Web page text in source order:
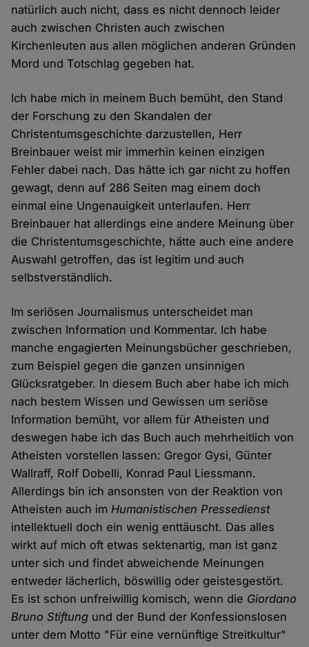
natürlich auch nicht, dass es nicht dennoch leider
auch zwischen Christen auch zwischen
Kirchenleuten aus allen möglichen anderen Gründen
Mord und Totschlag gegeben hat.
Ich habe mich in meinem Buch bemüht, den Stand
der Forschung zu den Skandalen der
Christentumsgeschichte darzustellen, Herr
Breinbauer weist mir immerhin keinen einzigen
Fehler dabei nach. Das hätte ich gar nicht zu hoffen
gewagt, denn auf 286 Seiten mag einem doch
einmal eine Ungenauigkeit unterlaufen. Herr
Breinbauer hat allerdings eine andere Meinung über
die Christentumsgeschichte, hätte auch eine andere
Auswahl getroffen, das ist legitim und auch
selbstverständlich.
Im seriösen Journalismus unterscheidet man
zwischen Information und Kommentar. Ich habe
manche engagierten Meinungsbücher geschrieben,
zum Beispiel gegen die ganzen unsinnigen
Glücksratgeber. In diesem Buch aber habe ich mich
nach bestem Wissen und Gewissen um seriöse
Information bemüht, vor allem für Atheisten und
deswegen habe ich das Buch auch mehrheitlich von
Atheisten vorstellen lassen: Gregor Gysi, Günter
Wallraff, Rolf Dobelli, Konrad Paul Liessmann.
Allerdings bin ich ansonsten von der Reaktion von
Atheisten auch imHumanistischen Pressedienst
intellektuell doch ein wenig enttäuscht. Das alles
wirkt auf mich oft etwas sektenartig, man ist ganz
unter sich und findet abweichende Meinungen
entweder lächerlich, böswillig oder geistesgestört.
Es ist schon unfreiwillig komisch, wenn die Giordano
Bruno Stiftung und der Bund der Konfessionslosen
unter dem Motto "Für eine vernünftige Streitkultur"